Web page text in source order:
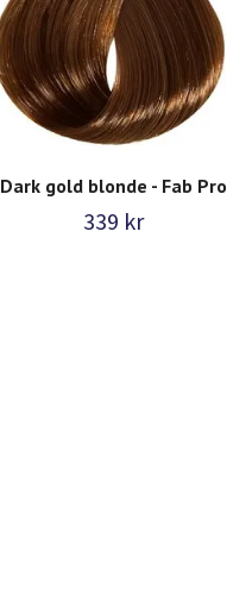
Dark gold blonde - Fab Pro
339 kr